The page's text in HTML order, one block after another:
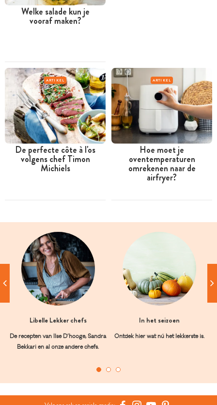
Welke salade kun je
vooraf maken?
ARTIKEL
De perfecte côte à l'os
volgens chef Timon
Michiels
ARTIKEL
Hoe moet je
oventemperaturen
omrekenen naar de
airfryer?
Libelle Lekker chefs
De recepten van Ilse D’hooge, Sandra
Bekkari en al onze andere chefs.
In het seizoen
Ontdek hier wat nú het lekkerste is.